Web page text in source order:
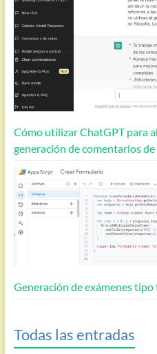
Cómo utilizar ChatGPT para
generación de comentarios
Generación de exámenes
Todas las entradas